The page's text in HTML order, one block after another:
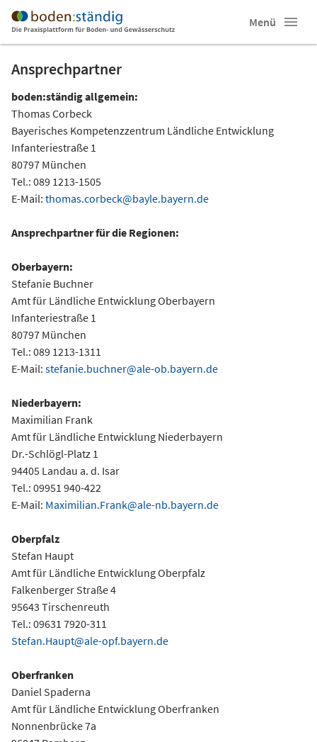
Menü
Ansprechpartner
boden:ständig allgemein:
Thomas Corbeck
Bayerisches Kompetenzzentrum Ländliche Entwicklung
Infanteriestraße 1
80797 München
Tel.: 089 1213-1505
E-Mail: thomas.corbeck@bayle.bayern.de
Ansprechpartner für die Regionen:
Oberbayern:
Stefanie Buchner
Amt für Ländliche Entwicklung Oberbayern
Infanteriestraße 1
80797 München
Tel.: 089 1213-1311
E-Mail: stefanie.buchner@ale-ob.bayern.de
Niederbayern:
Maximilian Frank
Amt für Ländliche Entwicklung Niederbayern
Dr.-Schlögl-Platz 1
94405 Landau a. d. Isar
Tel.: 09951 940-422
E-Mail: Maximilian.Frank@ale-nb.bayern.de
Oberpfalz
Stefan Haupt
Amt für Ländliche Entwicklung Oberpfalz
Falkenberger Straße 4
95643 Tirschenreuth
Tel.: 09631 7920-311
Stefan.Haupt@ale-opf.bayern.de
Oberfranken
Daniel Spaderna
Amt für Ländliche Entwicklung Oberfranken
Nonnenbrücke 7a